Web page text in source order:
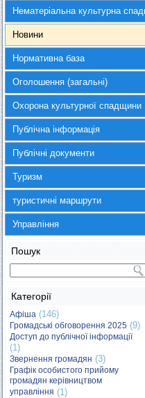
Нематеріальна культурна
Новини
Нормативна база
Оголошення (загальні)
Охорона культурної спадщини
Публічна інформація
Публічні документи
Туризм
туристичні маршрути
Управління
Пошук
Категорії
Афіша (146)
Громадські обговорення 2025 (9)
Доступ до публічної інформації
(1)
Звернення громадян (3)
Графік особистого прийому
громадян керівництвом
управління (1)